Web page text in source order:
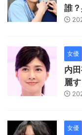
誰
女優
内
麗
女優